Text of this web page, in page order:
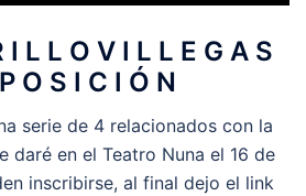
L L O V I L L E G A S
O S I C I Ó N
serie de 4 relacionados con la
daré en el Teatro Nuna el 16 de
inscribirse, al final dejo el link